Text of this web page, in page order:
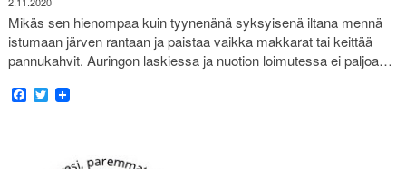
Mikäs sen hienompaa kuin tyynenänä syksyisenä iltana mennä
istumaan järven rantaan ja paistaa vaikka makkarat tai keittää
pannukahvit. Auringon laskiessa ja nuotion loimutessa ei paljoa…
Facebook
Twitter